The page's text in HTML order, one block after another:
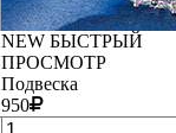
NEW БЫСТРЫЙ
ПРОСМОТР
Подвеска
950